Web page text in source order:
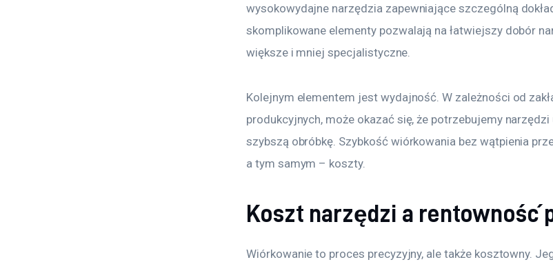
wysokowydajne narzędzia zapewniające szczególną
skomplikowane elementy pozwalają na łatwiejszy dobór
większe i mniej specjalistyczne.
Kolejnym elementem jest wydajność. W zależności od
produkcyjnych, może okazać się, że potrzebujemy
szybszą obróbkę. Szybkość wiórkowania bez wątpienia
a tym samym – koszty.
Koszt narzędzi a rentowność
Wiórkowanie to proces precyzyjny, ale także kosztowny.